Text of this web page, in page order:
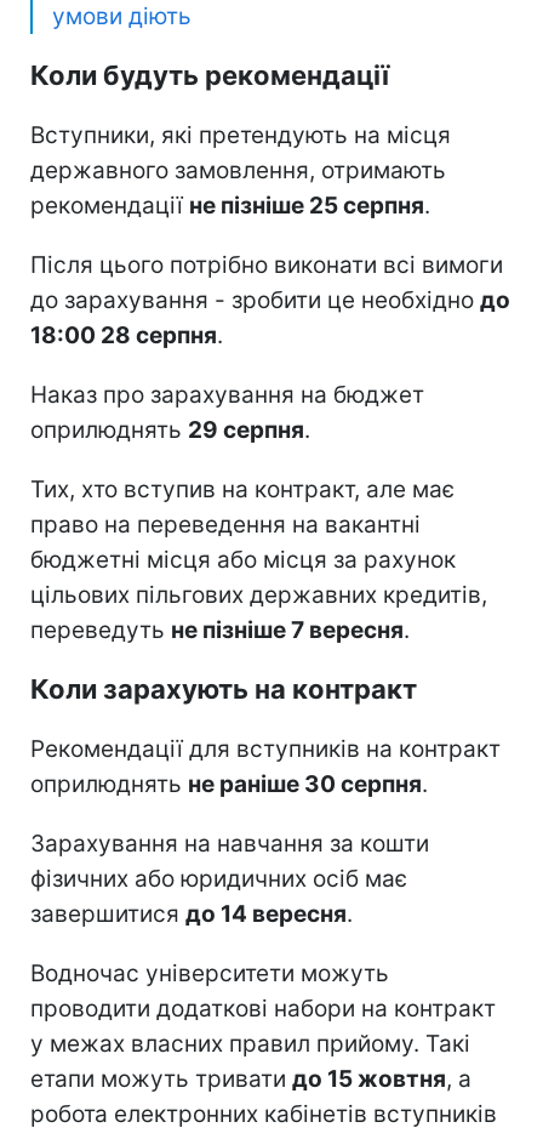
умови діють
Коли будуть рекомендації
Вступники, які претендують на місця
державного замовлення, отримають
рекомендації не пізніше 25 серпня.
Після цього потрібно виконати всі вимоги
до зарахування - зробити це необхідно до
18:00 28 серпня.
Наказ про зарахування на бюджет
оприлюднять 29 серпня.
Тих, хто вступив на контракт, але має
право на переведення на вакантні
бюджетні місця або місця за рахунок
цільових пільгових державних кредитів,
переведуть не пізніше 7 вересня.
Коли зарахують на контракт
Рекомендації для вступників на контракт
оприлюднять не раніше 30 серпня.
Зарахування на навчання за кошти
фізичних або юридичних осіб має
завершитися до 14 вересня.
Водночас університети можуть
проводити додаткові набори на контракт
у межах власних правил прийому. Такі
етапи можуть тривати до 15 жовтня, а
робота електронних кабінетів вступників